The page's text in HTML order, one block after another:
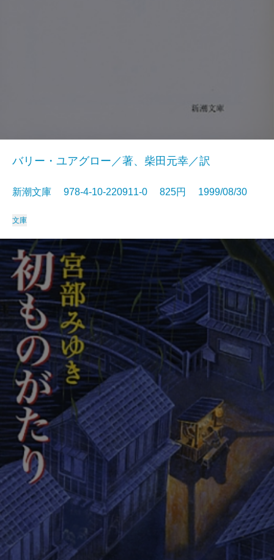
バリー・ユアグロー／著、柴田元幸／訳
新潮文庫 978-4-10-220911-0 825円 1999/08/30
文庫